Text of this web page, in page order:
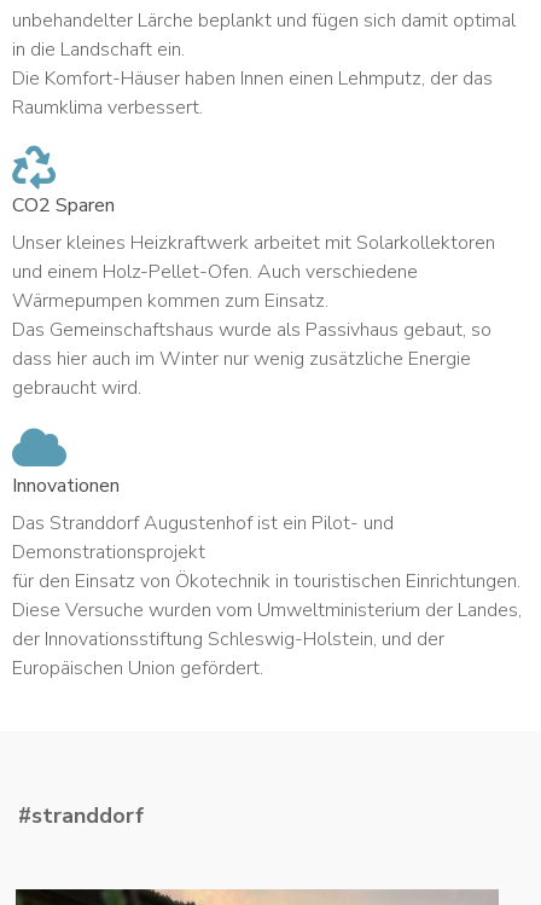
unbehandelter Lärche beplankt und fügen sich damit optimal
in die Landschaft ein.
Die Komfort-Häuser haben Innen einen Lehmputz, der das
Raumklima verbessert.
CO2 Sparen
Unser kleines Heizkraftwerk arbeitet mit Solarkollektoren
und einem Holz-Pellet-Ofen. Auch verschiedene
Wärmepumpen kommen zum Einsatz.
Das Gemeinschaftshaus wurde als Passivhaus gebaut, so
dass hier auch im Winter nur wenig zusätzliche Energie
gebraucht wird.
Innovationen
Das Stranddorf Augustenhof ist ein Pilot- und
Demonstrationsprojekt
für den Einsatz von Ökotechnik in touristischen Einrichtungen.
Diese Versuche wurden vom Umweltministerium der Landes,
der Innovationsstiftung Schleswig-Holstein, und der
Europäischen Union gefördert.
#stranddorf